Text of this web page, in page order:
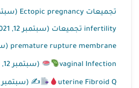
تجميعات Ectopic pregnancy (سبتمبر 12, 2021)
infertility تجميعات (سبتمبر 12, 2021)
premature rupture membrane (سبتمبر 12, 2021)
vaginal Infection (سبتمبر 12, 2021)
uterine Fibroid Q
✍ (سبتمبر 12, 2021)